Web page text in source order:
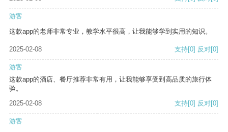
游客
这款app的老师非常专业，教学水平很高，让我能够学到实用的知识。
2025-02-08 支持[0] 反对[0]
游客
这款app的酒店、餐厅推荐非常有用，让我能够享受到高品质的旅行体
验。
2025-02-08
支持[0] 反对[0]
游客